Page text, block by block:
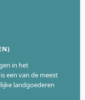
in het
een van de meest
landgoederen